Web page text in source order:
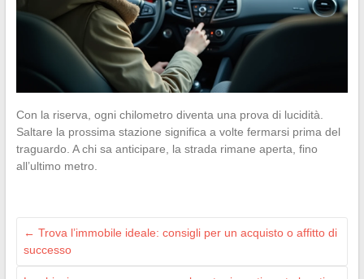
Con la riserva, ogni chilometro diventa una prova di lucidità.
Saltare la prossima stazione significa a volte fermarsi prima del
traguardo. A chi sa anticipare, la strada rimane aperta, fino
all’ultimo metro.
← Trova l’immobile ideale: consigli per un acquisto o affitto di
successo